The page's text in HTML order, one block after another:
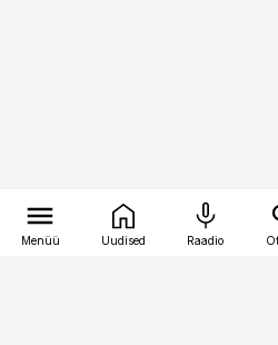
Menüü Uudised Raadio